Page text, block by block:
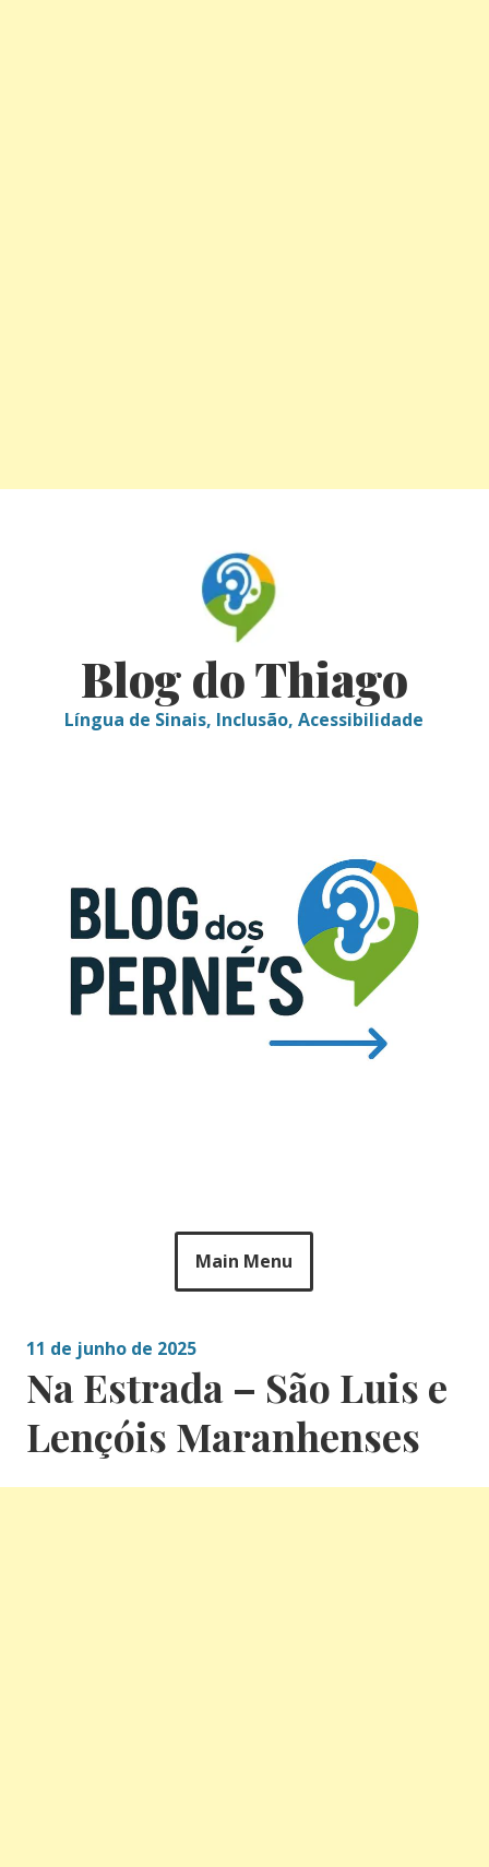
Blog do Thiago
Língua de Sinais, Inclusão, Acessibilidade
Main Menu
11 de junho de 2025
Na Estrada – São Luis e
Lençóis Maranhenses